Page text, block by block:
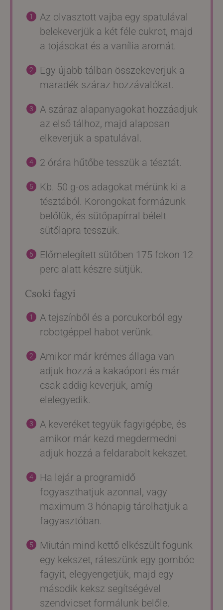
Az olvasztott vajba egy spatulával
belekeverjük a két féle cukrot, majd
a tojásokat és a vanília aromát.
Egy újabb tálban összekeverjük a
maradék száraz hozzávalókat.
A száraz alapanyagokat hozzáadjuk
az első tálhoz, majd alaposan
elkeverjük a spatulával.
2 órára hűtőbe tesszük a tésztát.
Kb. 50 g-os adagokat mérünk ki a
tésztából. Korongokat formázunk
belőlük, és sütőpapírral bélelt
sütőlapra tesszük.
Előmelegített sütőben 175 fokon 12
perc alatt készre sütjük.
Csoki fagyi
A tejszínből és a porcukorból egy
robotgéppel habot verünk.
Amikor már krémes állaga van
adjuk hozzá a kakaóport és már
csak addig keverjük, amíg
elelegyedik.
A keveréket tegyük fagyigépbe, és
amikor már kezd megdermedni
adjuk hozzá a feldarabolt kekszet.
Ha lejár a programidő
fogyaszthatjuk azonnal, vagy
maximum 3 hónapig tárolhatjuk a
fagyasztóban.
Miután mind kettő elkészült fogunk
egy kekszet, ráteszünk egy gombóc
fagyit, elegyengetjük, majd egy
második keksz segítségével
szendvicset formálunk belőle.